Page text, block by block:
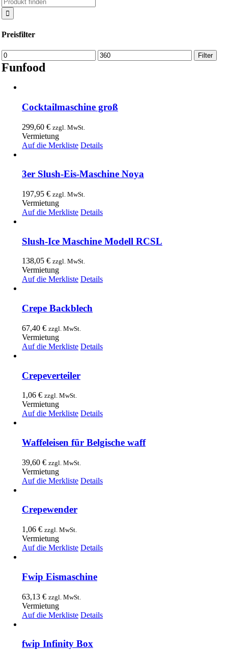
nach:
Preisfilter
Min.
Preis
Max.
Preis
Filter
Funfood
Cocktailmaschine groß
299,60 € zzgl. MwSt.
Vermietung
Auf die Merkliste Details
3er Slush-Eis-Maschine Noya
197,95 € zzgl. MwSt.
Vermietung
Auf die Merkliste Details
Slush-Ice Maschine Modell RCSL
138,05 € zzgl. MwSt.
Vermietung
Auf die Merkliste Details
Crepe Backblech
67,40 € zzgl. MwSt.
Vermietung
Auf die Merkliste Details
Crepeverteiler
1,06 € zzgl. MwSt.
Vermietung
Auf die Merkliste Details
Waffeleisen für Belgische waff
39,60 € zzgl. MwSt.
Vermietung
Auf die Merkliste Details
Crepewender
1,06 € zzgl. MwSt.
Vermietung
Auf die Merkliste Details
Fwip Eismaschine
63,13 € zzgl. MwSt.
Vermietung
Auf die Merkliste Details
fwip Infinity Box